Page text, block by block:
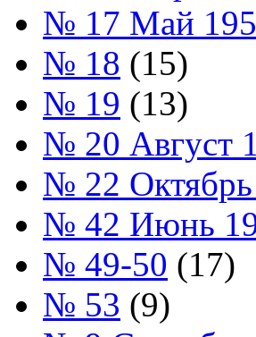
№ 17 Май
№ 18 (15)
№ 19 (13)
№ 20 Август
№ 22 Октябрь
№ 42 Июнь
№ 49-50 (17)
№ 53 (9)